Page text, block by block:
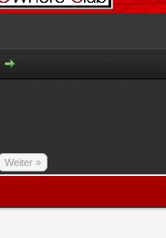
Weiter »